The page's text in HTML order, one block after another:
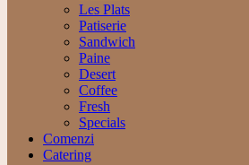
Les Plats
Patiserie
Sandwich
Paine
Desert
Coffee
Fresh
Specials
Comenzi
Catering